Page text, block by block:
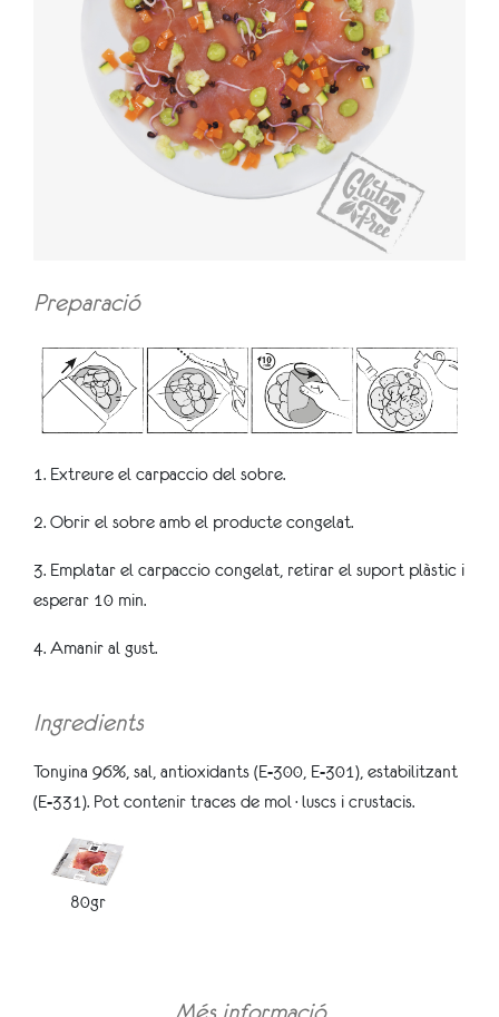
Preparació
1. Extreure el carpaccio del sobre.
2. Obrir el sobre amb el producte congelat.
3. Emplatar el carpaccio congelat, retirar el suport plàstic i
esperar 10 min.
4. Amanir al gust.
Ingredients
Tonyina 96%, sal, antioxidants (E-300, E-301), estabilitzant
(E-331). Pot contenir traces de mol·luscs i crustacis.
80gr